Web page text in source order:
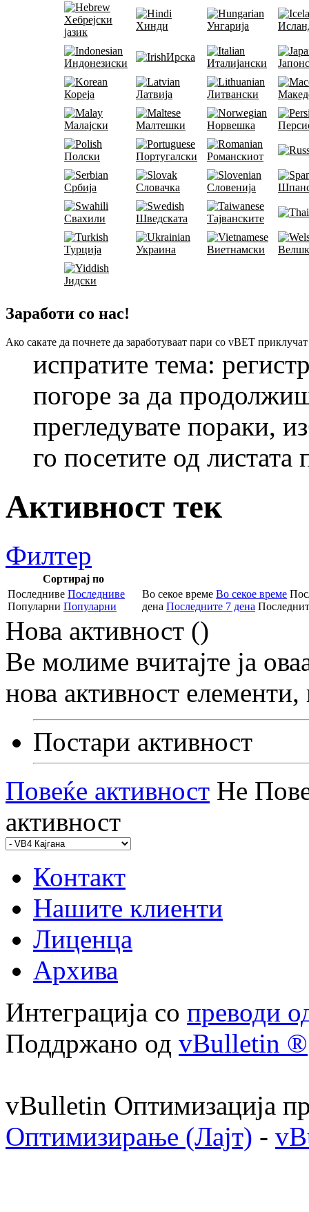
Хебрејски
јазик
Хинди Унгарија
Индонезиски
Ирска
Италијански
Кореја Латвија Литвански
Малајски Малтешки Норвешка
Полски Португалски Романскиот
Србија Словачка Словенија
Свахили Шведската Тајванските
Турција Украина Виетнамски
Јидски
Заработи со нас!
Ако сакате да почнете да заработуваат пари со vBET
испратите тема:
погоре за да
прегледувате пораки,
го посетите од листата
Активност тек
Филтер
Сортирај по
Последниве Последниве
Популарни Популарни
Во секое време Во секое време
дена Последните 7 дена
Нова активност ()
Ве молиме вчитајте ја
нова активност елементи,
Постари активност
Повеќе активност Не
активност
Контакт
Нашите клиенти
Лиценца
Архива
Интеграција со преводи
Поддржано од vBulletin ®
vBulletin Оптимизација
Оптимизирање (Лајт) -